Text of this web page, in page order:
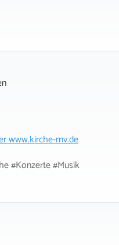
www.kirche-mv.de
#Konzerte #Musik